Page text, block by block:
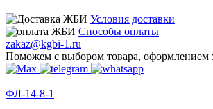
Условия доставки
Способы оплаты
zakaz@kgbi-1.ru
Поможем с выбором товара, оформлением
ФЛ-14-8-1